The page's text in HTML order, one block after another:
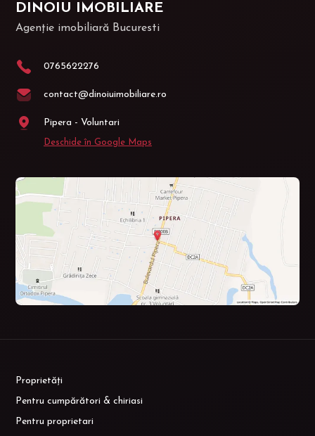
DINOIU IMOBILIARE
Agenție imobiliară Bucuresti
0765622276
contact@dinoiuimobiliare.ro
Pipera - Voluntari
Deschide în Google Maps
Proprietăți
Pentru cumpărători & chiriasi
Pentru proprietari